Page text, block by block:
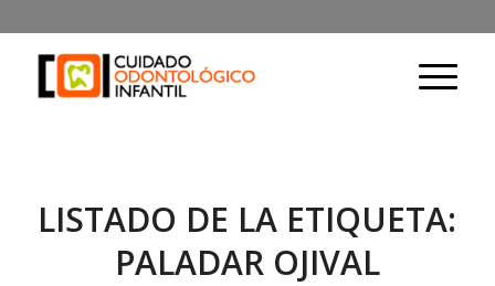
LISTADO DE LA ETIQUETA:
PALADAR OJIVAL